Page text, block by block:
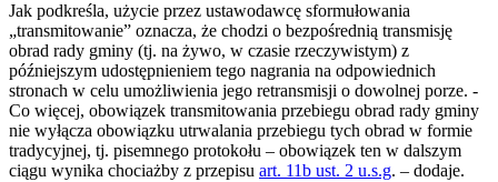
Jak podkreśla, użycie przez ustawodawcę sformułowania
„transmitowanie” oznacza, że chodzi o bezpośrednią transmisję
obrad rady gminy (tj. na żywo, w czasie rzeczywistym) z
późniejszym udostępnieniem tego nagrania na odpowiednich
stronach w celu umożliwienia jego retransmisji o dowolnej porze. -
Co więcej, obowiązek transmitowania przebiegu obrad rady gminy
nie wyłącza obowiązku utrwalania przebiegu tych obrad w formie
tradycyjnej, tj. pisemnego protokołu – obowiązek ten w dalszym
ciągu wynika chociażby z przepisu art. 11b ust. 2 u.s.g. – dodaje.